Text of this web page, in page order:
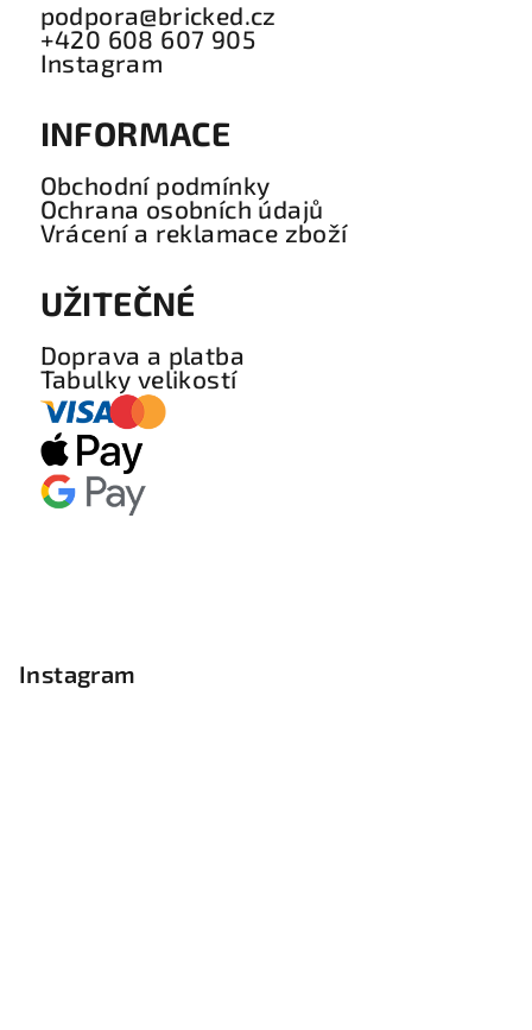
podpora@bricked.cz
+420 608 607 905
Instagram
INFORMACE
Obchodní podmínky
Ochrana osobních údajů
Vrácení a reklamace zboží
UŽITEČNÉ
Doprava a platba
Tabulky velikostí
Instagram